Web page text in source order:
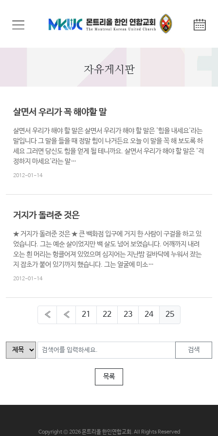
안
기
안
말
씀
찬
양
선
와
나
눔
배
행
사
프
자유게시판
살면서 우리가 꼭 해야할 말
살면서 우리가 해야 할 말은 살면서 우리가 해야 할 말은 '힘을 내세요'라는
말입니다 그 말을 들을 때 정말 힘이 나거든요 오늘 이 말을 꼭 해 보도록 하
세요 그러면 당신도 힘을 얻게 될 테니까요. 살면서 우리가 해야 할 말은 '걱
정하지 마세요'라는 말…
2012-01-14
거지가 돌려준 것은
★ 거지가 돌려준 것은 ★ 큰 백화점 입구에 거지 한 사람이 구걸을 하고 있
었습니다. 그는 예순 살이었지만 백 살도 넘어 보였습니다. 어깨까지 내려
오는 흰 머리는 헝클어져 있었으며 심지어는 지난밤 길바닥에 누워서 잤는
지 잡초가 붙어 있기까지 했습니다. 그는 얼굴에 미소…
2012-01-14
« « 21 22 23 24 25
검색
목록
Copyright © 2026 몬트리올 한인연합교회. All Rights Reserved